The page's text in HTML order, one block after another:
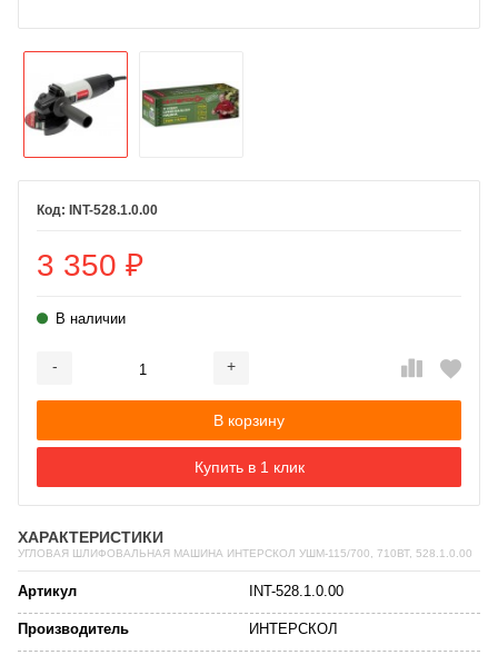
INT-528.1.0.00
3 350 ₽
В наличии
- +
В корзину
Купить в 1 клик
ХАРАКТЕРИСТИКИ
УГЛОВАЯ ШЛИФОВАЛЬНАЯ МАШИНА ИНТЕРСКОЛ УШМ-115/700, 710ВТ, 528.1.0.00
Артикул INT-528.1.0.00
Производитель ИНТЕРСКОЛ